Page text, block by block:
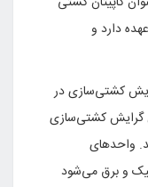
دارد و
کشتی‌سازی در
گرایش کشتی‌سازی
واحدهای
و برق می‌شود